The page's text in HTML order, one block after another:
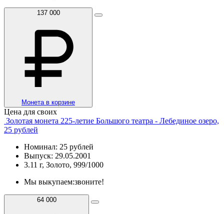
137 000
Монета в корзине
Цена для своих
Золотая монета 225-летие Большого театра - Лебединое озеро,
25 рублей
Номинал: 25 рублей
Выпуск: 29.05.2001
3.11 г, Золото, 999/1000
Мы выкупаем:звоните!
64 000